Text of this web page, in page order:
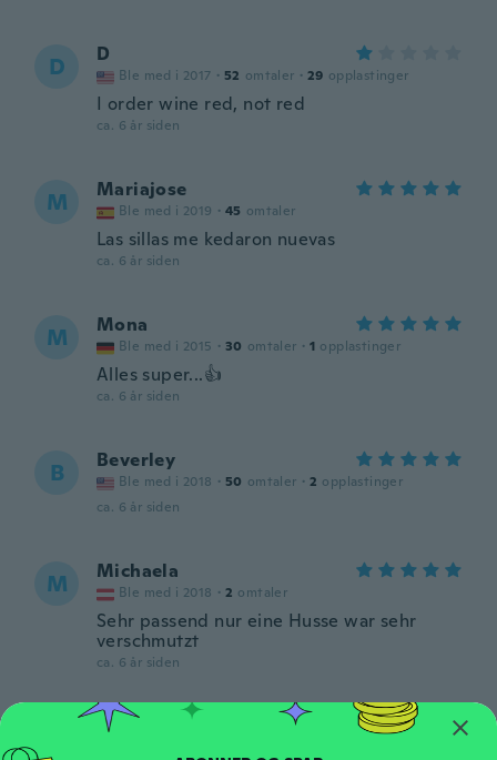
D D
Ble med i 2017 · 52 omtaler · 29 opplastinger
I order wine red, not red
ca. 6 år siden
M Mariajose
Ble med i 2019 · 45 omtaler
Las sillas me kedaron nuevas
ca. 6 år siden
M Mona
Ble med i 2015 · 30 omtaler · 1 opplastinger
Alles super...👍
ca. 6 år siden
B Beverley
Ble med i 2018 · 50 omtaler · 2 opplastinger
ca. 6 år siden
M Michaela
Ble med i 2018 · 2 omtaler
Sehr passend nur eine Husse war sehr
verschmutzt
ca. 6 år siden
An